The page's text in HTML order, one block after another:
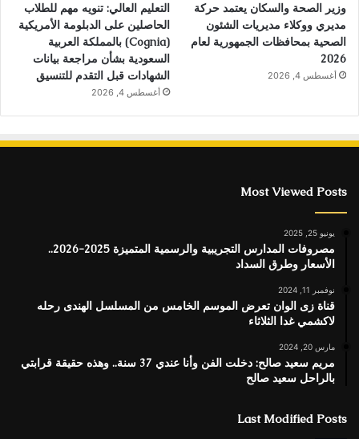
وزير الصحة والسكان يعتمد حركة
مديري ووكلاء مديريات الشئون
الصحية بمحافظات الجمهورية لعام
2026
أغسطس 4, 2026
التعليم العالي: تنويه مهم للطلاب
الحاصلين على الدبلومة الأمريكية
(Cognia) بالمملكة العربية
السعودية بشأن مراجعة بيانات
الشهادات قبل التقدم للتنسيق
أغسطس 4, 2026
Most Viewed Posts
يونيو 25, 2025
مصروفات المدارس التجريبية والرسمية المتميزة 2025-2026..
الأسعار وطرق السداد
نوفمبر 11, 2024
قناة زى الوان تعرض الموسم الخامس من المسلسل الهندى رحله
لاكشمي غدا الثلاثاء
مارس 20, 2024
مريم سعيد صالح: دخلت الفن وأنا عندي 37 سنة.. وهذه حقيقة قرابتي
بالراحل سعيد صالح
Last Modified Posts